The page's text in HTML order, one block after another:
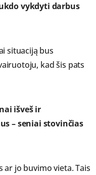
vykdyti darbus
situaciją bus
kad šis pats
išveš ir
– seniai stovinčias
ar jo buvimo vieta. Tais